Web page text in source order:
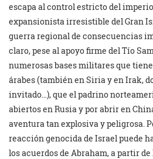
escapa al control estricto del
expansionista irresistible del Gran
guerra regional de consecuencias
claro, pese al apoyo firme del Tío
numerosas bases militares que
árabes (también en Siria y en Irak,
invitado…), que el padrino
abiertos en Rusia y por abrir en
aventura tan explosiva y peligrosa.
reacción genocida de Israel puede
los acuerdos de Abraham, a partir